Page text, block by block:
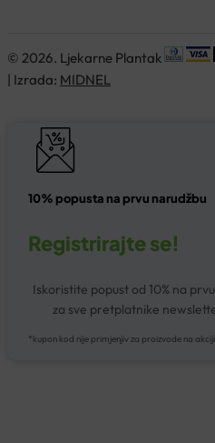
© 2026. Ljekarne Plantak
| Izrada: MIDNEL
10% popusta na prvu narudžbu
Registrirajte se!
Iskoristite popust od 10% na
za sve pretplatnike
*kupon kod nije primjenjiv za proizvode na akciji